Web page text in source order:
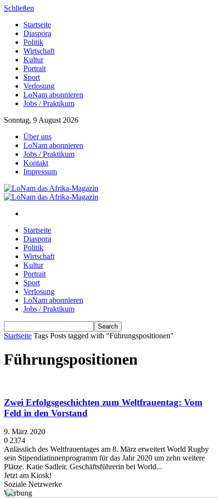
Schließen
Startseite
Diaspora
Politik
Wirtschaft
Kultur
Portrait
Sport
Verlosung
LoNam abonnieren
Jobs / Praktikum
Sonntag, 9 August 2026
Über uns
LoNam abonnieren
Jobs / Praktikum
Kontakt
Impressum
Startseite
Diaspora
Politik
Wirtschaft
Kultur
Portrait
Sport
Verlosung
LoNam abonnieren
Jobs / Praktikum
Startseite Tags Posts tagged with "Führungspositionen"
Führungspositionen
Zwei Erfolgsgeschichten zum Weltfrauentag: Vom
Feld in den Vorstand
9. März 2020
0 2374
Anlässlich des Weltfrauentages am 8. März erweitert World Rugby
sein Stipendiatinnenprogramm für das Jahr 2020 um zehn weitere
Plätze. Katie Sadleir, Geschäftsführerin bei World...
Jetzt am Kiosk!
Soziale Netzwerke
Werbung